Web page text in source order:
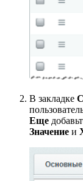
В закладке
Еще
Значение и